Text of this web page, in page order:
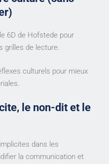
6D de Hofstede pour
grilles de lecture.
culturels pour mieux
le non-dit et le
dans les
la communication et